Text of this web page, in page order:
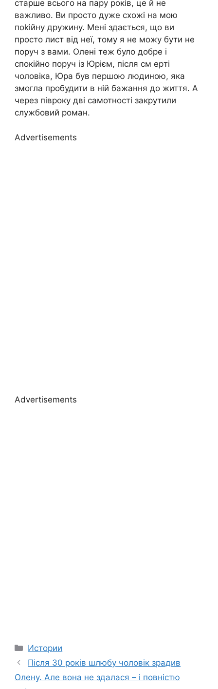
старше всього на пару років, це й не
важливо. Ви просто дуже схожі на мою
поkійну дружину. Мені здається, що ви
просто лист від неї, тому я не можу бути не
поруч з вами. Олені теж було добре і
спокійно поруч із Юрієм, після см еpті
чоловіка, Юра був першою людиною, яка
змогла пробудити в ній бажання до життя. А
через півроку дві самотності закрутили
службовий pоман.
Advertisements
Advertisements
Categories
Истории
Після 30 років шлюбу чоловік зрадив
Олену. Але вона не здалася – і повністю